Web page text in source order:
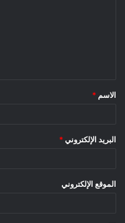
الاسم *
البريد الإلكتروني *
الموقع الإلكتروني